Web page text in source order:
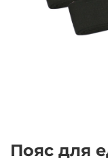
Пояс для